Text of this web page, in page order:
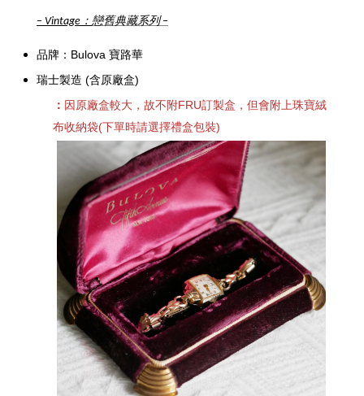
– Vintage ： 戀舊典藏系列–
品牌：Bulova 寶路華
瑞士製造 (含原廠盒)
： 因原廠盒較大，故不附FRU訂製盒，但會附上珠寶絨
布收納袋(下單時請選擇禮盒包裝)